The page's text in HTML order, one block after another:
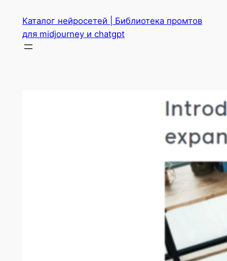
содержимому
Каталог нейросетей | Библиотека промтов
для midjourney и chatgpt